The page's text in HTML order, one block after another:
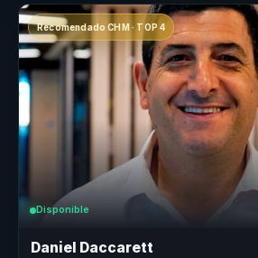
Recomendado CHM · TOP 4
Disponible
Daniel Daccarett